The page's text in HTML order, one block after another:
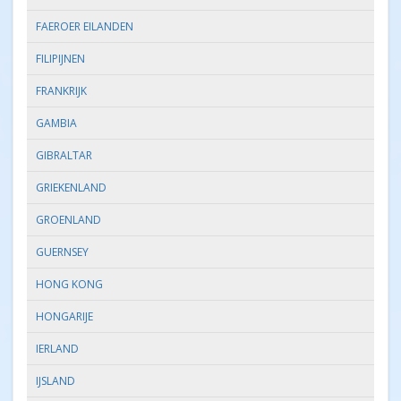
FAEROER EILANDEN
FILIPIJNEN
FRANKRIJK
GAMBIA
GIBRALTAR
GRIEKENLAND
GROENLAND
GUERNSEY
HONG KONG
HONGARIJE
IERLAND
IJSLAND